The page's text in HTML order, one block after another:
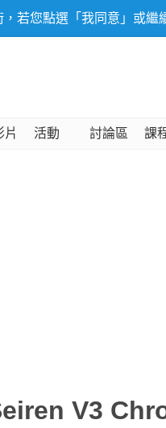
若您點選「我同意」或繼
片 活動 討論區 課
V3